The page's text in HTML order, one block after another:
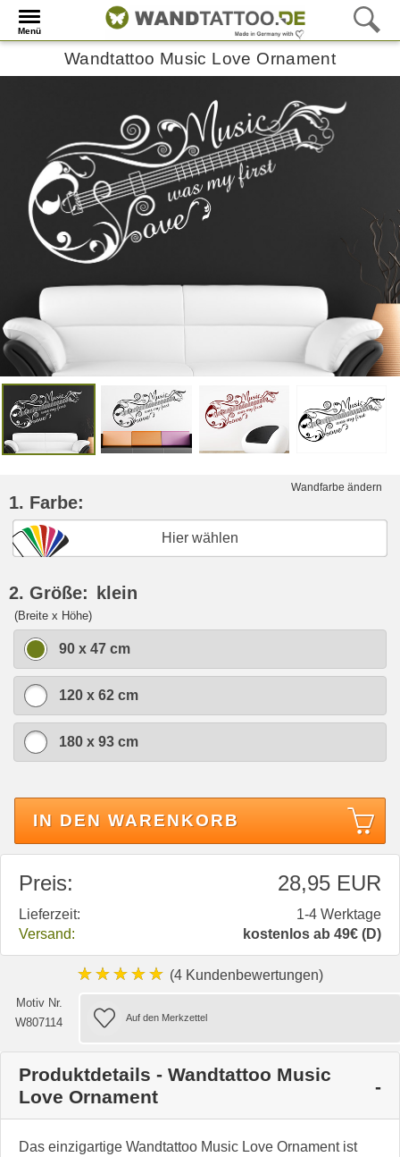
Menü
Wandtattoo Music Love Ornament
Wandfarbe ändern
1. Farbe:
Hier wählen
2. Größe: klein
(Breite x Höhe)
90 x 47 cm
120 x 62 cm
180 x 93 cm
IN DEN WARENKORB
Preis: 28,95 EUR
Lieferzeit:
1-4 Werktage
Versand:
kostenlos ab 49€ (D)
★★★★★ (4 Kundenbewertungen)
Motiv Nr.
W807114
Produktdetails - Wandtattoo Music
Love Ornament
Das einzigartige Wandtattoo Music Love Ornament ist